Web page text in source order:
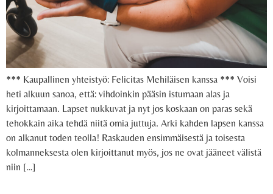
*** Kaupallinen yhteistyö: Felicitas Mehiläisen kanssa *** Voisi
heti alkuun sanoa, että: vihdoinkin pääsin istumaan alas ja
kirjoittamaan. Lapset nukkuvat ja nyt jos koskaan on paras sekä
tehokkain aika tehdä niitä omia juttuja. Arki kahden lapsen kanssa
on alkanut toden teolla! Raskauden ensimmäisestä ja toisesta
kolmanneksesta olen kirjoittanut myös, jos ne ovat jääneet välistä
niin […]